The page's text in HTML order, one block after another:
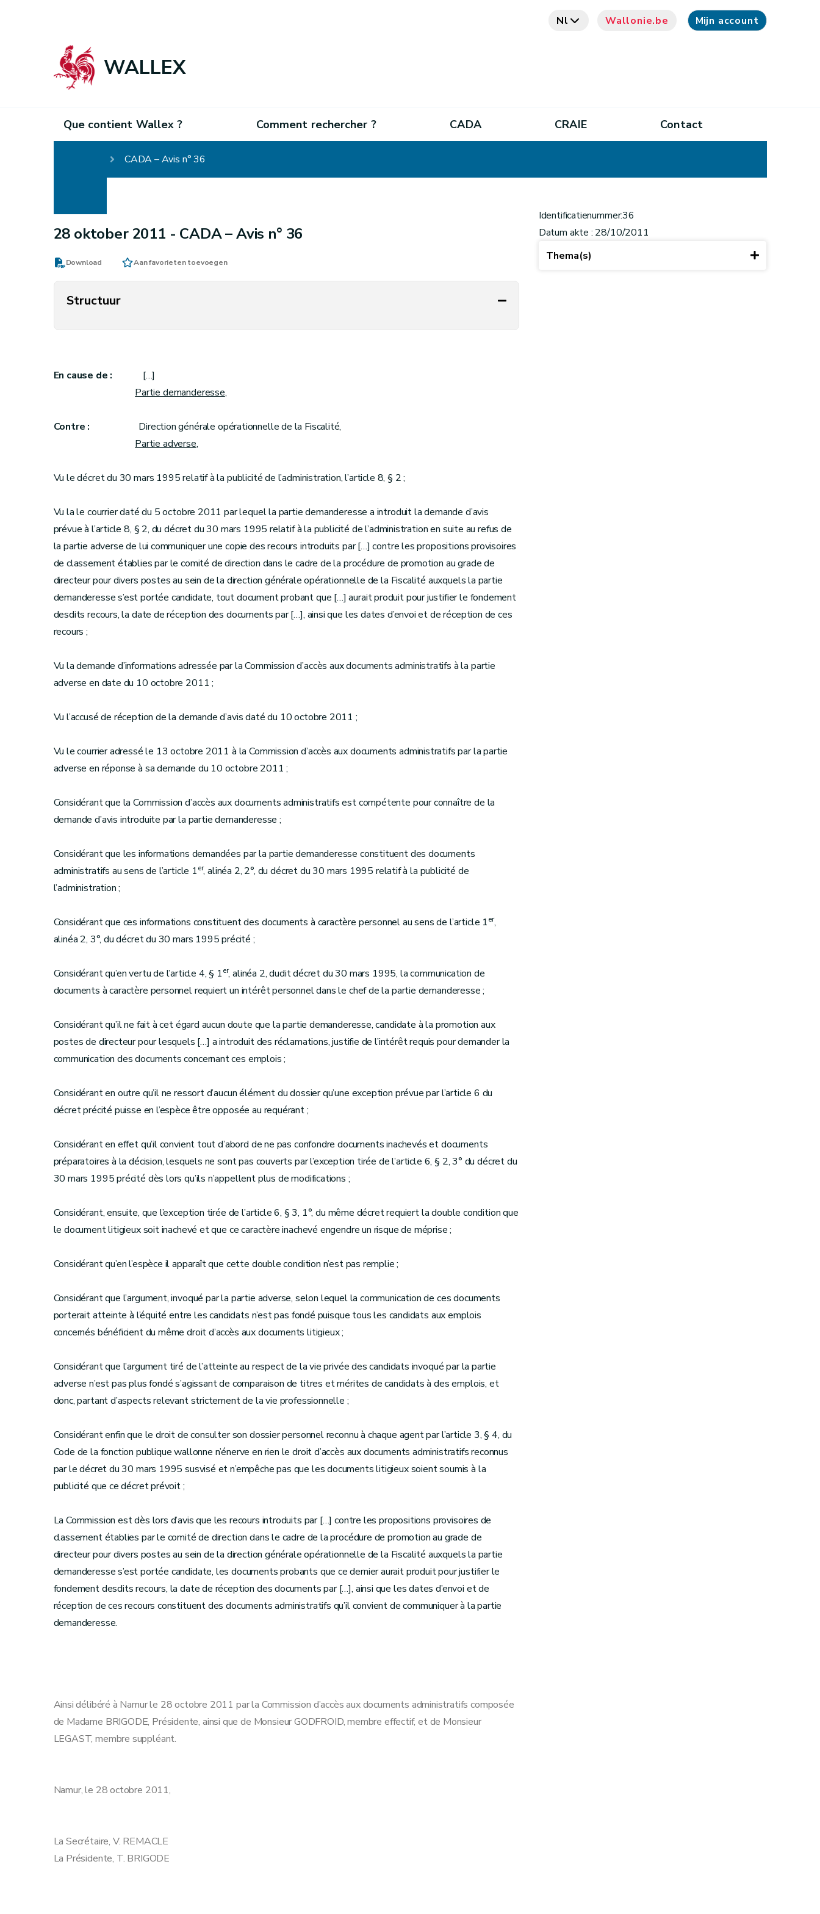
Nl Wallonie.be Mijn account
WALLEX
Que contient Wallex ? Comment rechercher ? CADA CRAIE Contact
CADA – Avis n° 36
28 oktober 2011 - CADA – Avis n° 36
Download Aan favorieten toevoegen
Structuur
En cause de : […]
Partie demanderesse,
Contre : Direction générale opérationnelle de la Fiscalité,
Partie adverse,
Vu le décret du 30 mars 1995 relatif à la publicité de l’administration, l’article 8, § 2 ;
Vu la le courrier daté du 5 octobre 2011 par lequel la partie demanderesse a introduit la demande d’avis
prévue à l’article 8, § 2, du décret du 30 mars 1995 relatif à la publicité de l’administration en suite au refus de
la partie adverse de lui communiquer une copie des recours introduits par […] contre les propositions provisoires
de classement établies par le comité de direction dans le cadre de la procédure de promotion au grade de
directeur pour divers postes au sein de la direction générale opérationnelle de la Fiscalité auxquels la partie
demanderesse s’est portée candidate, tout document probant que […] aurait produit pour justifier le fondement
desdits recours, la date de réception des documents par […], ainsi que les dates d’envoi et de réception de ces
recours ;
Vu la demande d’informations adressée par la Commission d’accès aux documents administratifs à la partie
adverse en date du 10 octobre 2011 ;
Vu l’accusé de réception de la demande d’avis daté du 10 octobre 2011 ;
Vu le courrier adressé le 13 octobre 2011 à la Commission d’accès aux documents administratifs par la partie
adverse en réponse à sa demande du 10 octobre 2011 ;
Considérant que la Commission d’accès aux documents administratifs est compétente pour connaître de la
demande d’avis introduite par la partie demanderesse ;
Considérant que les informations demandées par la partie demanderesse constituent des documents
administratifs au sens de l’article 1er, alinéa 2, 2°, du décret du 30 mars 1995 relatif à la publicité de
l’administration ;
Considérant que ces informations constituent des documents à caractère personnel au sens de l’article 1er,
alinéa 2, 3°, du décret du 30 mars 1995 précité ;
Considérant qu’en vertu de l’article 4, § 1er, alinéa 2, dudit décret du 30 mars 1995, la communication de
documents à caractère personnel requiert un intérêt personnel dans le chef de la partie demanderesse ;
Considérant qu’il ne fait à cet égard aucun doute que la partie demanderesse, candidate à la promotion aux
postes de directeur pour lesquels […] a introduit des réclamations, justifie de l’intérêt requis pour demander la
communication des documents concernant ces emplois ;
Considérant en outre qu’il ne ressort d’aucun élément du dossier qu’une exception prévue par l’article 6 du
décret précité puisse en l’espèce être opposée au requérant ;
Considérant en effet qu’il convient tout d’abord de ne pas confondre documents inachevés et documents
préparatoires à la décision, lesquels ne sont pas couverts par l’exception tirée de l’article 6, § 2, 3° du décret du
30 mars 1995 précité dès lors qu’ils n’appellent plus de modifications ;
Considérant, ensuite, que l’exception tirée de l’article 6, § 3, 1°, du même décret requiert la double condition que
le document litigieux soit inachevé et que ce caractère inachevé engendre un risque de méprise ;
Considérant qu’en l’espèce il apparaît que cette double condition n’est pas remplie ;
Considérant que l’argument, invoqué par la partie adverse, selon lequel la communication de ces documents
porterait atteinte à l’équité entre les candidats n’est pas fondé puisque tous les candidats aux emplois
concernés bénéficient du même droit d’accès aux documents litigieux ;
Considérant que l’argument tiré de l’atteinte au respect de la vie privée des candidats invoqué par la partie
adverse n’est pas plus fondé s’agissant de comparaison de titres et mérites de candidats à des emplois, et
donc, partant d’aspects relevant strictement de la vie professionnelle ;
Considérant enfin que le droit de consulter son dossier personnel reconnu à chaque agent par l’article 3, § 4, du
Code de la fonction publique wallonne n’énerve en rien le droit d’accès aux documents administratifs reconnus
par le décret du 30 mars 1995 susvisé et n’empêche pas que les documents litigieux soient soumis à la
publicité que ce décret prévoit ;
La Commission est dès lors d’avis que les recours introduits par […] contre les propositions provisoires de
classement établies par le comité de direction dans le cadre de la procédure de promotion au grade de
directeur pour divers postes au sein de la direction générale opérationnelle de la Fiscalité auxquels la partie
demanderesse s’est portée candidate, les documents probants que ce dernier aurait produit pour justifier le
fondement desdits recours, la date de réception des documents par […], ainsi que les dates d’envoi et de
réception de ces recours constituent des documents administratifs qu’il convient de communiquer à la partie
demanderesse.
Ainsi délibéré à Namur le 28 octobre 2011 par la Commission d’accès aux documents administratifs composée
de Madame BRIGODE, Présidente, ainsi que de Monsieur GODFROID, membre effectif, et de Monsieur
LEGAST, membre suppléant.
Namur, le 28 octobre 2011,
La Secrétaire, V. REMACLE
La Présidente, T. BRIGODE
Identificatienummer:36
Datum akte : 28/10/2011
Thema(s)